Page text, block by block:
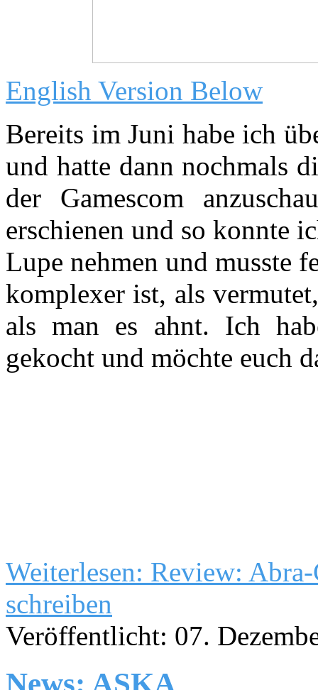
English Version Below
Bereits im Juni habe ich
und hatte dann nochmals
der Gamescom
erschienen und so konnte
Lupe nehmen und musste
komplexer ist, als
als man es ahnt. Ich
gekocht und möchte euch
Weiterlesen: Review:
schreiben
Veröffentlicht: 07.
News: ASKA